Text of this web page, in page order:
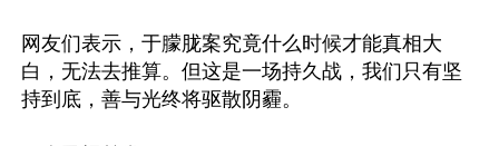
网友们表示，于朦胧案究竟什么时候才能真相大
白，无法去推算。但这是一场持久战，我们只有坚
持到底，善与光终将驱散阴霾。